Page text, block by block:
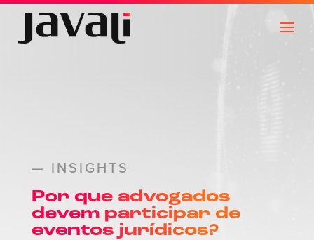
— INSIGHTS
Por que advogados
devem participar de
eventos jurídicos?